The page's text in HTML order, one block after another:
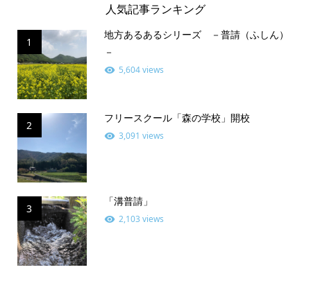
人気記事ランキング
1
地方あるあるシリーズ －普請（ふしん）
－
5,604 views
2
フリースクール「森の学校」開校
3,091 views
3
「溝普請」
2,103 views